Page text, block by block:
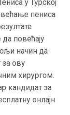
у Турској
пениса
повећају
начин да
за ову
хирургом.
кандидат за
онлајн